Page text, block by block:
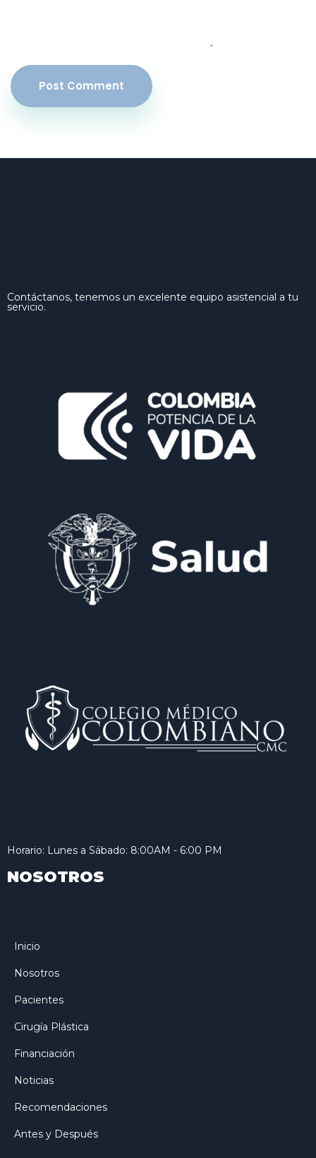
Post Comment
Contáctanos, tenemos un excelente equipo asistencial a tu
servicio.
Horario: Lunes a Sábado: 8:00AM - 6:00 PM
NOSOTROS
Inicio
Nosotros
Pacientes
Cirugía Plástica
Financiación
Noticias
Recomendaciones
Antes y Después